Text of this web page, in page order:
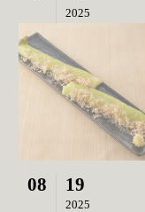
2025
08 19
2025